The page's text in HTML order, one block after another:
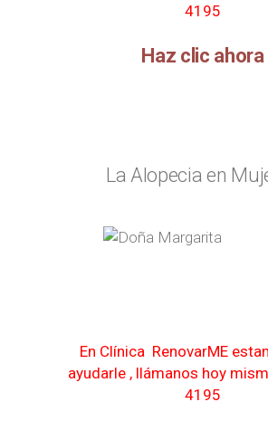
4195
Haz clic ahora
La Alopecia en
En Clínica RenovarME
ayudarle , llámanos hoy
4195